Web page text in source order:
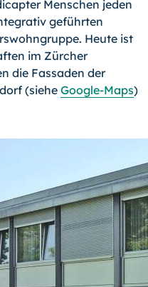
Menschen jeden
geführten
Heute ist
im Zürcher
die Fassaden der
(siehe Google-Maps)